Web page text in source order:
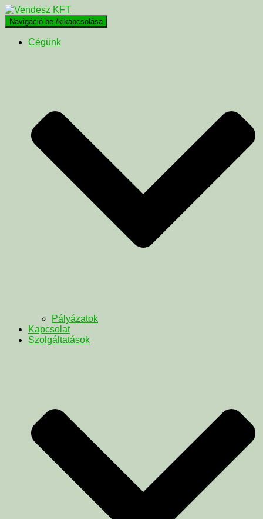
Navigáció be-/kikapcsolása
Cégünk
Pályázatok
Kapcsolat
Szolgáltatások